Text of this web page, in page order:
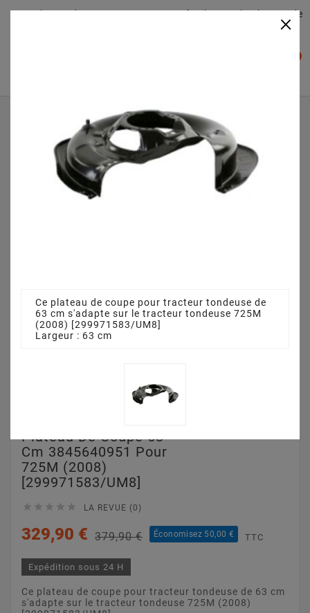
Plateaudecoupe.com : Trouver facilement le plateau de
Accueil
Plateau de coupe
Plateau de coupe 63 cm 3845640951 pour 725M (2008)
[299971583/UM8]
Plateau De Coupe 63
Cm 3845640951 Pour
725M (2008)
[299971583/UM8]
     LA REVUE (0)
329,90 € 379,90 € Économisez 50,00 € TTC
Expédition sous 24 H
Ce plateau de coupe pour tracteur tondeuse de 63 cm
s'adapte sur le tracteur tondeuse 725M (2008)
×
Ce plateau de coupe pour tracteur tondeuse de
63 cm s'adapte sur le tracteur tondeuse 725M
(2008) [299971583/UM8]
Largeur : 63 cm